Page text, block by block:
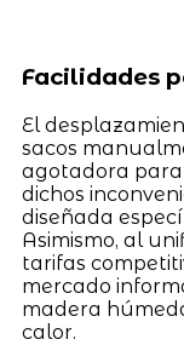
Facilidades
El
sacos
agotadora para
dichos
diseñada
Asimismo, al
tarifas
mercado
madera
calor.